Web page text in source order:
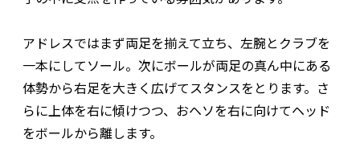
アドレスではまず両足を揃えて立ち、左腕とクラブを
一本にしてソール。次にボールが両足の真ん中にある
体勢から右足を大きく広げてスタンスをとります。さ
らに上体を右に傾けつつ、おヘソを右に向けてヘッド
をボールから離します。